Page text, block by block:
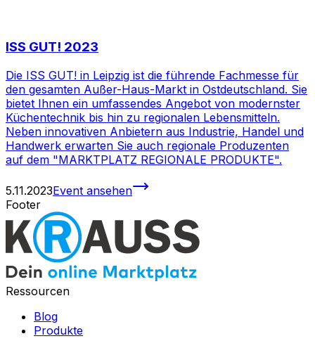
ISS GUT! 2023
Die ISS GUT! in Leipzig ist die führende Fachmesse für
den gesamten Außer-Haus-Markt in Ostdeutschland. Sie
bietet Ihnen ein umfassendes Angebot von modernster
Küchentechnik bis hin zu regionalen Lebensmitteln.
Neben innovativen Anbietern aus Industrie, Handel und
Handwerk erwarten Sie auch regionale Produzenten
auf dem "MARKTPLATZ REGIONALE PRODUKTE".
5.11.2023Event ansehen
Footer
Ressourcen
Blog
Produkte